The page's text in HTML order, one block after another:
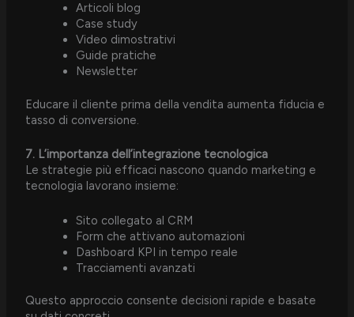
Articoli blog
Case study
Video dimostrativi
Guide pratiche
Newsletter
Educare il cliente prima della vendita aumenta fiducia e
tasso di conversione.
7. L’importanza dell’integrazione tecnologica
Le strategie più efficaci nascono quando marketing e
tecnologia lavorano insieme:
Sito collegato al CRM
Form che attivano automazioni
Dashboard KPI in tempo reale
Tracciamenti avanzati
Questo approccio consente decisioni rapide e basate